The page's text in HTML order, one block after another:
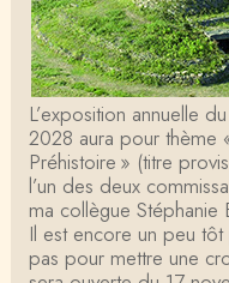
L’exposition annuelle du
2028 aura pour thème
Préhistoire » (titre
l’un des deux
ma collègue Stéphanie
Il est encore un peu
pas pour mettre une